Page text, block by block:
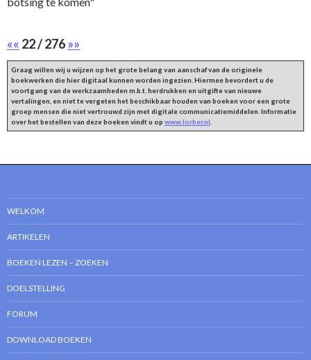
«« 22 / 276»»
Graag willen wij u wijzen op het grote belang van aanschaf van de originele
boekwerken die hier digitaal kunnen worden ingezien. Hiermee bevordert u de
voortgang van de werkzaamheden m.b.t. herdrukken en uitgifte van nieuwe
vertalingen, en niet te vergeten het beschikbaar houden van boeken voor een grote
groep mensen die niet vertrouwd zijn met digitale communicatiemiddelen. Informatie
over het bestellen van deze boeken vindt u op www.lorber.nl
WELKOM
ARTIKELEN
BOEKEN LEZEN – ZOEKEN
DOELSTELLING
FORUM
DOWNLOAD BOEKEN